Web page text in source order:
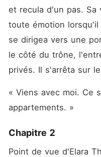
et recula d'un pas.
toute émotion
se dirigea vers une
le côté du trône,
privés. Il s'arrêta sur
« Viens avec moi. Ce
appartements. »
Chapitre 2
Point de vue d'Elara